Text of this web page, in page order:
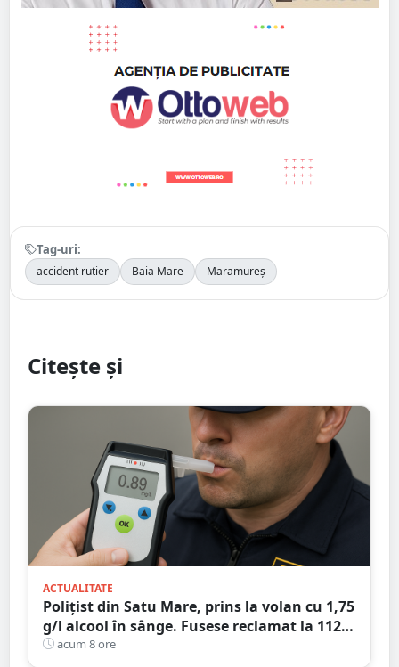
Tag-uri:
accident rutier Baia Mare Maramureș
Citește și
ACTUALITATE
Polițist din Satu Mare, prins la volan cu 1,75
g/l alcool în sânge. Fusese reclamat la 112
că circula pe contrasens
acum 8 ore